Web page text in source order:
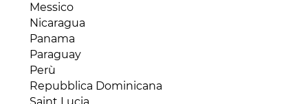
Madagascar
Malawi
Mali
Marocco
Mauritania
Mauritius
Messico
Nicaragua
Panama
Paraguay
Perù
Repubblica Dominicana
Saint Lucia